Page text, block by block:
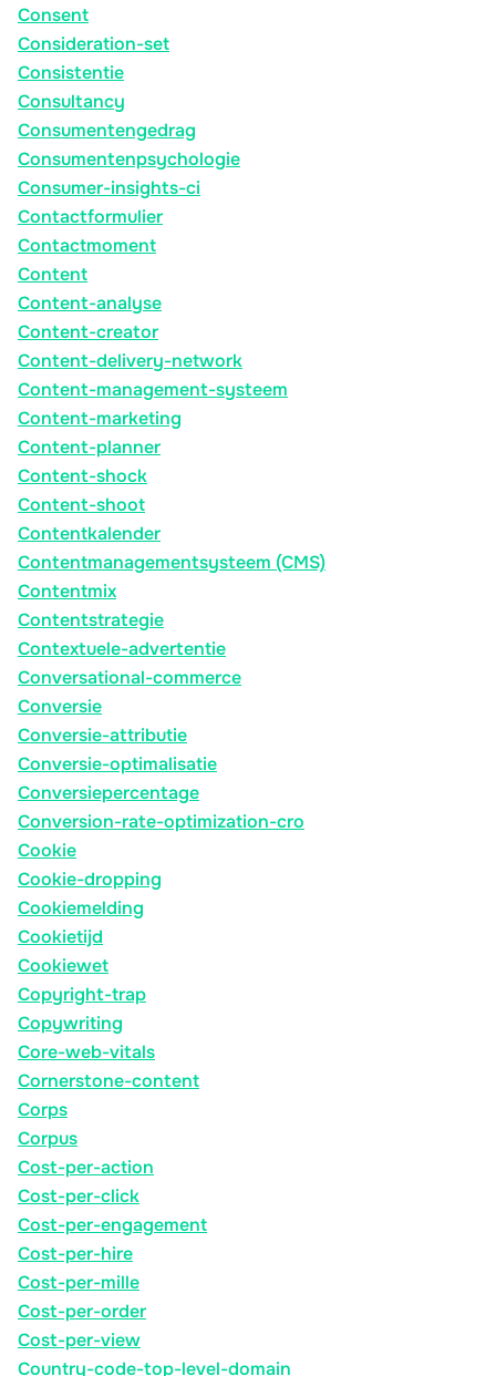
Consent
Consideration-set
Consistentie
Consultancy
Consumentengedrag
Consumentenpsychologie
Consumer-insights-ci
Contactformulier
Contactmoment
Content
Content-analyse
Content-creator
Content-delivery-network
Content-management-systeem
Content-marketing
Content-planner
Content-shock
Content-shoot
Contentkalender
Contentmanagementsysteem (CMS)
Contentmix
Contentstrategie
Contextuele-advertentie
Conversational-commerce
Conversie
Conversie-attributie
Conversie-optimalisatie
Conversiepercentage
Conversion-rate-optimization-cro
Cookie
Cookie-dropping
Cookiemelding
Cookietijd
Cookiewet
Copyright-trap
Copywriting
Core-web-vitals
Cornerstone-content
Corps
Corpus
Cost-per-action
Cost-per-click
Cost-per-engagement
Cost-per-hire
Cost-per-mille
Cost-per-order
Cost-per-view
Country-code-top-level-domain